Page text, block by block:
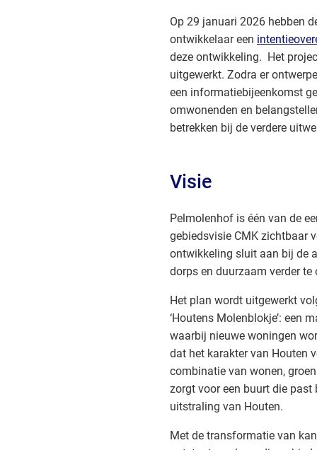
Op 29 januari 2026 hebben
ontwikkelaar een
deze ontwikkeling. Het
uitgewerkt. Zodra er
een informatiebijeenkomst
omwonenden en
betrekken bij de verdere
Visie
Pelmolenhof is één van de
gebiedsvisie CMK zichtbaar
ontwikkeling sluit aan bij de
dorps en duurzaam verder te
Het plan wordt uitgewerkt
‘Houtens Molenblokje’: een
waarbij nieuwe woningen
dat het karakter van Houten
combinatie van wonen,
zorgt voor een buurt die past
uitstraling van Houten.
Met de transformatie van